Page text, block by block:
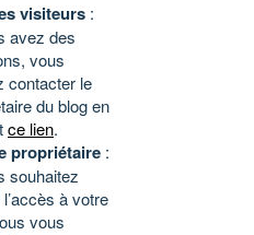
visiteurs :
avez des
vous
contacter le
du blog en
ce lien.
propriétaire :
souhaitez
à votre
vous